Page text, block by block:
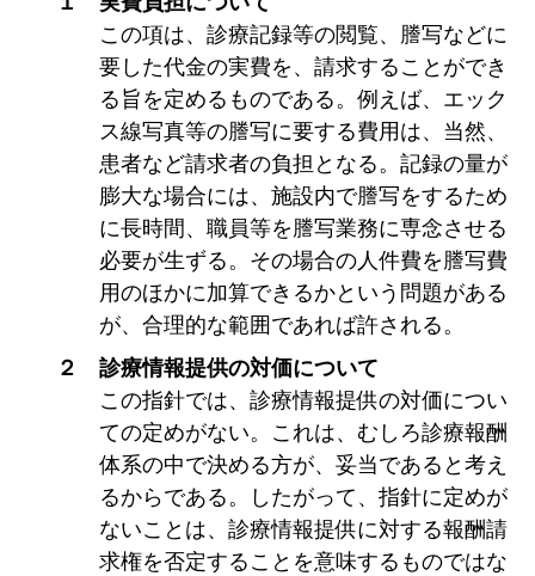
この項は、診療記録等の閲覧、謄写などに
要した代金の実費を、請求することができ
る旨を定めるものである。例えば、エック
ス線写真等の謄写に要する費用は、当然、
患者など請求者の負担となる。記録の量が
膨大な場合には、施設内で謄写をするため
に長時間、職員等を謄写業務に専念させる
必要が生ずる。その場合の人件費を謄写費
用のほかに加算できるかという問題がある
が、合理的な範囲であれば許される。
２ 診療情報提供の対価について
この指針では、診療情報提供の対価につい
ての定めがない。これは、むしろ診療報酬
体系の中で決める方が、妥当であると考え
るからである。したがって、指針に定めが
ないことは、診療情報提供に対する報酬請
求権を否定することを意味するものではな